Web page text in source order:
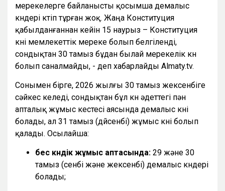
мерекелерге байланысты қосымша демалыс
күндері күтіп тұрған жоқ. Жаңа Конституция
қабылданғаннан кейін 15 наурыз – Конституция
күні мемлекеттік мереке болып белгіленді,
сондықтан 30 тамыз бұдан былай мерекелік күн
болып саналмайды, - деп хабарлайды Almaty.tv.
Сонымен бірге, 2026 жылғы 30 тамыз жексенбіге
сәйкес келеді, сондықтан бұл күн әдеттегі пән
апталық жұмыс кестесі аясында демалыс күні
болады, ал 31 тамыз (дүйсенбі) жұмыс күні болып
қалады. Осылайша:
бес күндік жұмыс аптасында: 29 және 30
тамыз (сенбі және жексенбі) демалыс күндері
болады;